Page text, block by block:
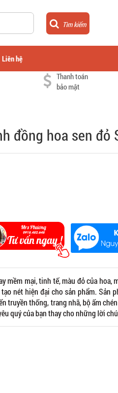
Tìm kiếm
Liên hệ
Thanh toán
bảo mật
đồng hoa sen đỏ
mềm mại, tinh tế, màu đỏ của
nét hiện đại cho sản phẩm. Sản
truyền thống, trang nhã, bộ ấm
quý của bạn thay cho những lời